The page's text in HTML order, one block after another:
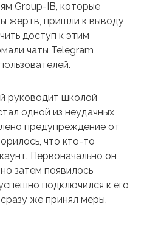
Group-IB, которые
жертв, пришли к выводу,
доступ к этим
чаты Telegram
руководит школой
одной из неудачных
предупреждение от
что кто-то
Первоначально он
затем появилось
подключился к его
же принял меры.